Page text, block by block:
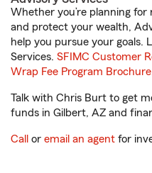
Whether you’re planning
and protect your wealth,
help you pursue your goals.
Services. SFIMC Customer
Wrap Fee Program Brochure
Talk with Chris Burt to get
funds in Gilbert, AZ and
Call or email an agent for